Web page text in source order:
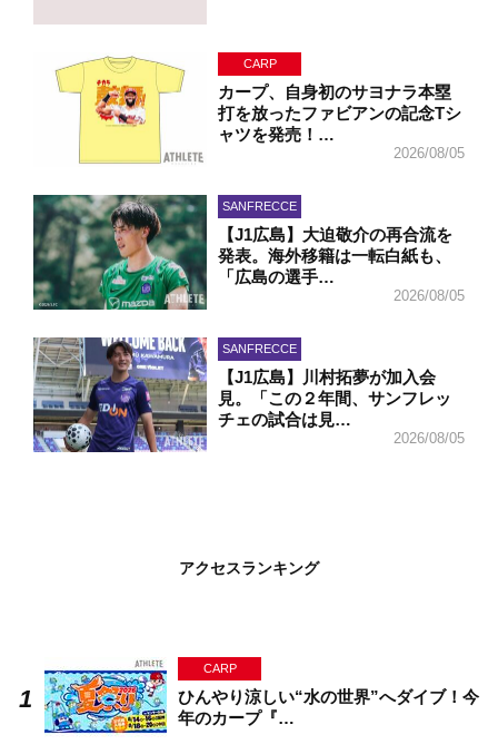
CARP
カープ、自身初のサヨナラ本塁
打を放ったファビアンの記念Tシ
ャツを発売！…
2026/08/05
SANFRECCE
【J1広島】大迫敬介の再合流を
発表。海外移籍は一転白紙も、
「広島の選手…
2026/08/05
SANFRECCE
【J1広島】川村拓夢が加入会
見。「この２年間、サンフレッ
チェの試合は見…
2026/08/05
アクセスランキング
CARP
ひんやり涼しい“水の世界”へダイブ！今
年のカープ『…